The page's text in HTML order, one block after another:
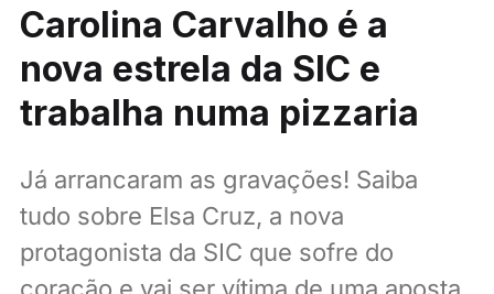
Carolina Carvalho é a
nova estrela da SIC e
trabalha numa pizzaria
Já arrancaram as gravações! Saiba
tudo sobre Elsa Cruz, a nova
protagonista da SIC que sofre do